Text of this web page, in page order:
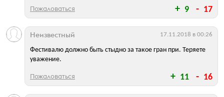
9 17
Пожаловаться
11 16
Фестивалю должно быть стыдно за такое гран при. Теряете
уважение.
Неизвестный 17.11.2018 в 00:26
Пожаловаться